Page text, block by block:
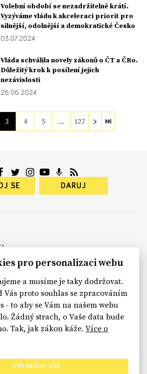
Volební období se nezadržitelně krátí.
Vyzýváme vládu k akceleraci priorit pro
silnější, odolnější a demokratické Česko
03. 07. 2024
Vláda schválila novely zákonů o ČT a ČRo.
Důležitý krok k posílení jejich
nezávislosti
26. 06. 2024
3 4 5 … 127
SE DARUJ
pro personalizaci webu
a musíme je taky dodržovat.
Vás proto souhlas se zpracováním
- to aby se Vám na našem webu
Žádný strach, o Vaše data bude
Tak, jak zákon káže.Více o
PŘIJMOUT VŠE